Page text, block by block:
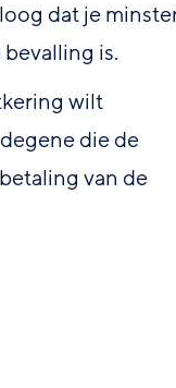
dat je
is.
wilt
die de
van de